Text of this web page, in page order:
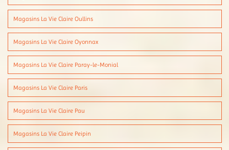
Magasins La Vie Claire Oullins
Magasins La Vie Claire Oyonnax
Magasins La Vie Claire Paray-le-Monial
Magasins La Vie Claire Paris
Magasins La Vie Claire Pau
Magasins La Vie Claire Peipin